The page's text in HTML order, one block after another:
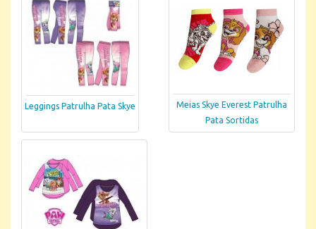
Leggings Patrulha Pata Skye
Meias Skye Everest Patrulha
Pata Sortidas